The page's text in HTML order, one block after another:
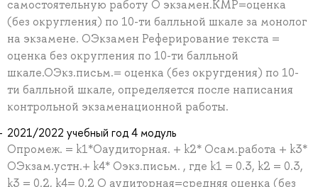
самостоятельную работу О экзамен.КМР=оценка
(без округления) по 10-ти балльной шкале за монолог
на экзамене. ОЭкзамен Реферирование текста =
оценка без округления по 10-ти балльной
шкале.ОЭкз.письм.= оценка (без округдения) по 10-
ти балльной шкале, определяется после написания
контрольной экзаменационной работы.
2021/2022 учебный год 4 модуль
Опромеж. = k1*Оаудиторная. + k2* Осам.работа + k3*
ОЭкзам.устн.+ k4* Oэкз.письм. , где k1 = 0.3, k2 = 0.3,
k3 = 0.2, k4= 0,2 О аудиторная=cредняя оценка (без